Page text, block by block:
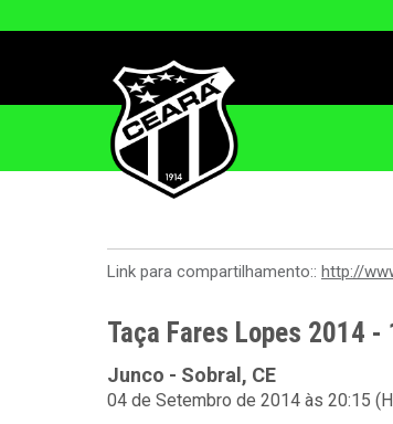
Link para compartilhamento:: http://
Taça Fares Lopes 2014 -
Junco - Sobral, CE
04 de Setembro de 2014 às 20:15